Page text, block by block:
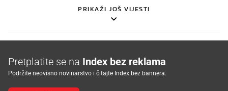
PRIKAŽI JOŠ VIJESTI
Pretplatite se na Index bez reklama
Podržite neovisno novinarstvo i čitajte Index bez bannera.